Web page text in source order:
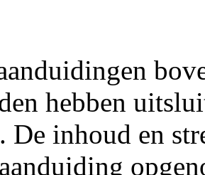
hebben
De inhoud en